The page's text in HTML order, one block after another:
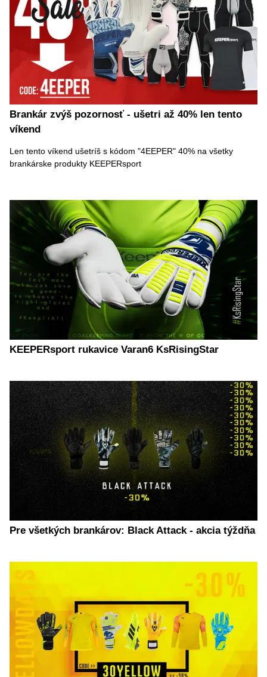
Brankár zvýš pozornosť - ušetri až 40% len tento
víkend
Len tento víkend ušetríš s kódom "4EEPER" 40% na všetky
brankárske produkty KEEPERsport
KEEPERsport rukavice Varan6 KsRisingStar
Pre všetkých brankárov: Black Attack - akcia týždňa